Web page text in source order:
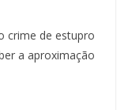
crime de estupro
a aproximação